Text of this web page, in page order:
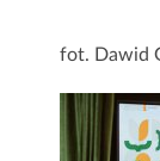
fot. Dawid